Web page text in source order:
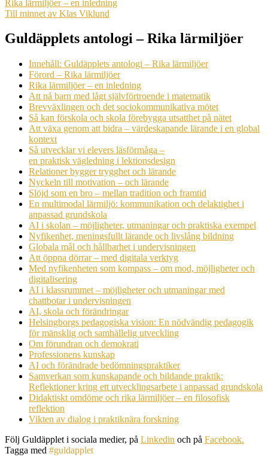
Rika lärmiljöer – en inledning
Till minnet av Klas Viklund
Guldäpplets antologi – Rika lärmiljöer
Innehåll: Guldäpplets antologi – Rika lärmiljöer
Förord – Rika lärmiljöer
Rika lärmiljöer – en inledning
Att nå barn med lågt självförtroende i matematik
Brevväxlingen och det sociokommunikativa mötet
Så kan förskola och skola förebygga utsatthet på nätet
Att växa genom att bidra – värdeskapande lärande i en global
kontext
Så utvecklar vi elevers läsförmåga –
en praktisk vägledning i lektionsdesign
Relationer bygger trygghet och lärande
Nyckeln till motivation – och lärande
Slöjd som en bro – mellan tradition och framtid
En multimodal lärmiljö: kommunikation och delaktighet i
anpassad grundskola
AI i skolan – möjligheter, utmaningar och praktiska exempel
Nyfikenhet, meningsfullt lärande och livslång bildning
Globala mål och hållbarhet i undervisningen
Att öppna dörrar – med digitala verktyg
Med nyfikenheten som kompass – om mod, möjligheter och
digitalisering
AI i klassrummet – möjligheter och utmaningar med
chattbotar i undervisningen
AI, skola och förändringar
Helsingborgs pedagogiska vision: En nödvändig pedagogik
för mänsklig och samhällelig utveckling
Om förundran och demokrati
Professionens kunskap
AI och förändrade bedömningspraktiker
Samverkan som kunskapande och bildande praktik:
Reflektioner kring ett utvecklingsarbete i anpassad grundskola
Didaktiskt omdöme och rika lärmiljöer – en filosofisk
reflektion
Vikten av dialog i praktiknära forskning
Följ Guldäpplet i sociala medier, på Linkedin och på Facebook.
Tagga med #guldapplet